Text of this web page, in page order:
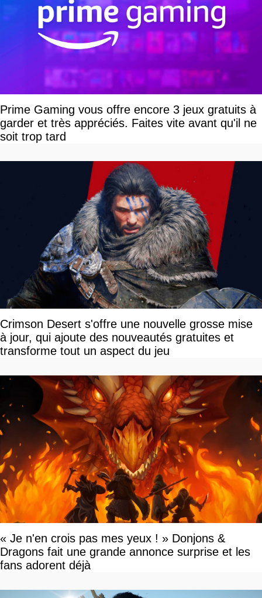
Prime Gaming vous offre encore 3 jeux gratuits à
garder et très appréciés. Faites vite avant qu'il ne
soit trop tard
Crimson Desert s'offre une nouvelle grosse mise
à jour, qui ajoute des nouveautés gratuites et
transforme tout un aspect du jeu
« Je n'en crois pas mes yeux ! » Donjons &
Dragons fait une grande annonce surprise et les
fans adorent déjà